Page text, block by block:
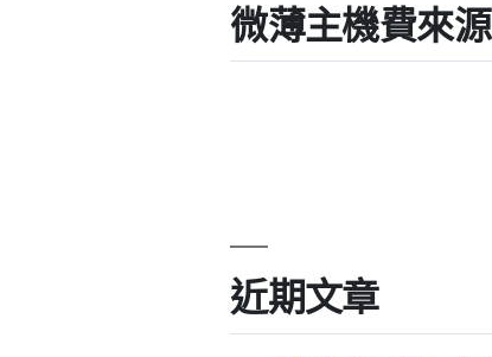
微薄主機費來源
近期文章